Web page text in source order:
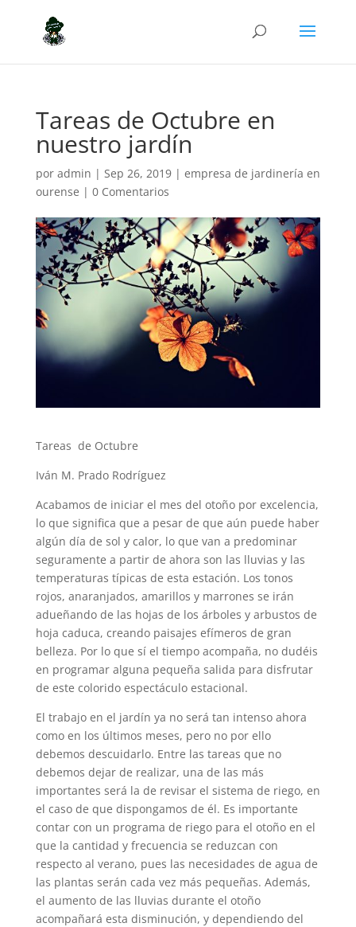
Tareas de Octubre en
nuestro jardín
por admin | Sep 26, 2019| empresa de jardinería en
ourense | 0 Comentarios
Tareas de Octubre
Iván M. Prado Rodríguez
Acabamos de iniciar el mes del otoño por excelencia,
lo que significa que a pesar de que aún puede haber
algún día de sol y calor, lo que van a predominar
seguramente a partir de ahora son las lluvias y las
temperaturas típicas de esta estación. Los tonos
rojos, anaranjados, amarillos y marrones se irán
adueñando de las hojas de los árboles y arbustos de
hoja caduca, creando paisajes efímeros de gran
belleza. Por lo que sí el tiempo acompaña, no dudéis
en programar alguna pequeña salida para disfrutar
de este colorido espectáculo estacional.
El trabajo en el jardín ya no será tan intenso ahora
como en los últimos meses, pero no por ello
debemos descuidarlo. Entre las tareas que no
debemos dejar de realizar, una de las más
importantes será la de revisar el sistema de riego, en
el caso de que dispongamos de él. Es importante
contar con un programa de riego para el otoño en el
que la cantidad y frecuencia se reduzcan con
respecto al verano, pues las necesidades de agua de
las plantas serán cada vez más pequeñas. Además,
el aumento de las lluvias durante el otoño
acompañará esta disminución, y dependiendo del